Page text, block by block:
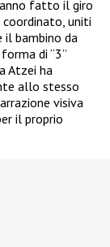
fatto il giro
uniti
il bambino da
di “3”
Atzei ha
allo stesso
visiva
il proprio